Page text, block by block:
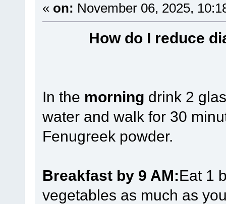
« on: November 06, 2025,
How do I reduce
In the morning drink 2
water and walk for 30
Fenugreek powder.
Breakfast by 9 AM:Eat 1
vegetables as much as